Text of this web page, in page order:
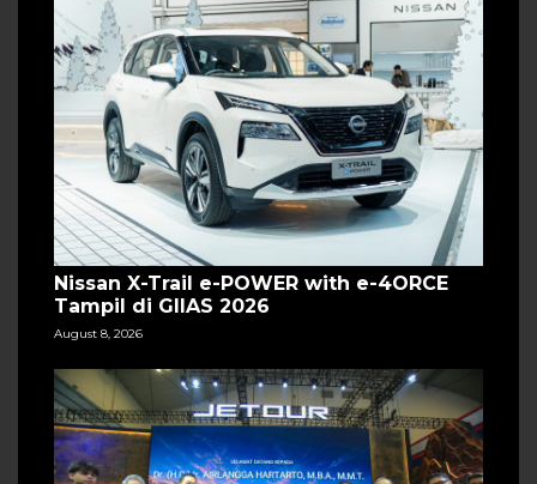
Nissan X-Trail e-POWER with e-4ORCE
Tampil di GIIAS 2026
August 8, 2026